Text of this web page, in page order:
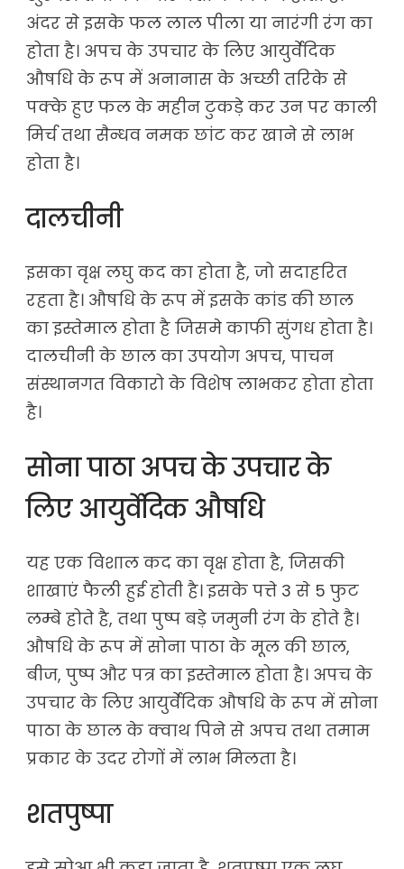
अंदर से इसके फल लाल पीला या नारंगी रंग का
होता है। अपच के उपचार के लिए आयुर्वेदिक
औषधि के रूप में अनानास के अच्छी तरिके से
पक्के हुए फल के महीन टुकड़े कर उन पर काली
मिर्च तथा सैन्धव नमक छांट कर खाने से लाभ
होता है।
दालचीनी
इसका वृक्ष लघु कद का होता है, जो सदाहरित
रहता है। औषधि के रूप में इसके कांड की छाल
का इस्तेमाल होता है जिसमे काफी सुंगध होता है।
दालचीनी के छाल का उपयोग अपच, पाचन
संस्थानगत विकारो के विशेष लाभकर होता होता
है।
सोना पाठा अपच के उपचार के
लिए आयुर्वेदिक औषधि
यह एक विशाल कद का वृक्ष होता है, जिसकी
शाखाएं फैली हुई होती है। इसके पत्ते 3 से 5 फुट
लम्बे होते है, तथा पुष्प बड़े जमुनी रंग के होते है।
औषधि के रूप में सोना पाठा के मूल की छाल,
बीज, पुष्प और पत्र का इस्तेमाल होता है। अपच के
उपचार के लिए आयुर्वेदिक औषधि के रूप में सोना
पाठा के छाल के क्वाथ पिने से अपच तथा तमाम
प्रकार के उदर रोगों में लाभ मिलता है।
शतपुष्पा